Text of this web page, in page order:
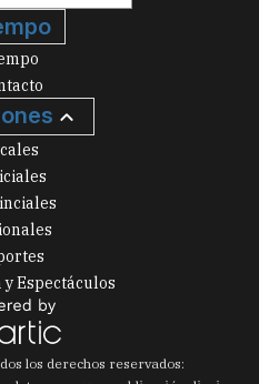
Espectáculos
los derechos reservados: